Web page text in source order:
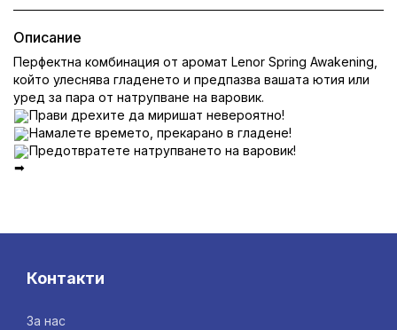
Описание
Перфектна комбинация от аромат Lenor Spring Awakening,
който улеснява гладенето и предпазва вашата ютия или
уред за пара от натрупване на варовик.
Прави дрехите да миришат невероятно!
Намалете времето, прекарано в гладене!
Предотвратете натрупването на варовик!
Контакти
За нас